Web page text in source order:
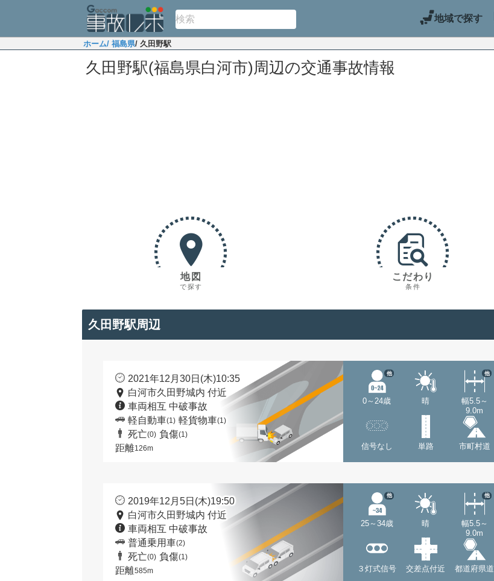
地域で探す
ホーム/ 福島県/ 久田野駅
久田野駅(福島県白河市)周辺の交通事故情報
地図
で探す
こだわり
条件
久田野駅周辺
2021年12月30日(木)10:35
白河市久田野城内 付近
車両相互 中破事故
軽自動車(1) 軽貨物車(1)
死亡(0) 負傷(1)
距離126m
0～24歳
他
晴
幅5.5～
9.0m
他
信号なし 単路 市町村道
2019年12月5日(木)19:50
白河市久田野城内 付近
車両相互 中破事故
普通乗用車(2)
死亡(0) 負傷(1)
距離585m
25～34歳
他
晴
幅5.5～
9.0m
他
３灯式信号 交差点付近 都道府県道